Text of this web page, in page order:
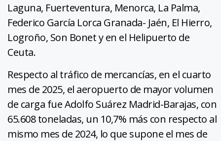
Laguna, Fuerteventura, Menorca, La Palma,
Federico García Lorca Granada- Jaén, El Hierro,
Logroño, Son Bonet y en el Helipuerto de
Ceuta.
Respecto al tráfico de mercancías, en el cuarto
mes de 2025, el aeropuerto de mayor volumen
de carga fue Adolfo Suárez Madrid-Barajas, con
65.608 toneladas, un 10,7% más con respecto al
mismo mes de 2024, lo que supone el mes de